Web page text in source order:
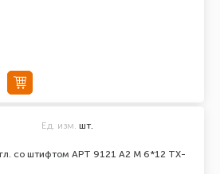
со штифтом АРТ 9121 А2 M 6*12 TX-
Ед. изм. шт.